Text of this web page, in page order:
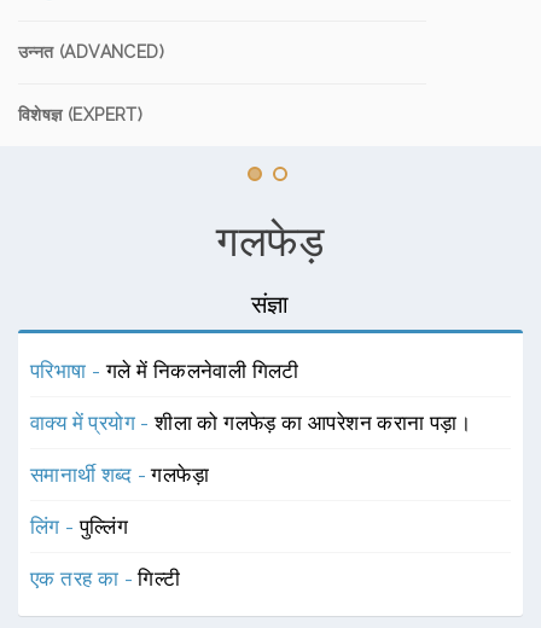
उन्नत (ADVANCED)
विशेषज्ञ (EXPERT)
गलफेड़
संज्ञा
परिभाषा -गले में निकलनेवाली गिलटी
वाक्य में प्रयोग -शीला को गलफेड़ का आपरेशन कराना पड़ा।
समानार्थी शब्द -गलफेड़ा
लिंग -पुल्लिंग
एक तरह का -गिल्टी